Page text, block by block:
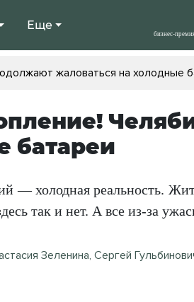
Еще
жаловаться на холодные
батареи
— холодная реальность.
так и нет. А все из-за
Зеленина, Сергей